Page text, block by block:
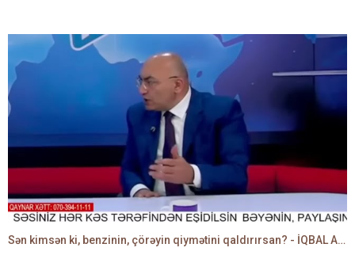
Sən kimsən ki, benzinin, çörəyin qiymətini qaldırırsan? - İQBAL AĞAZADƏ